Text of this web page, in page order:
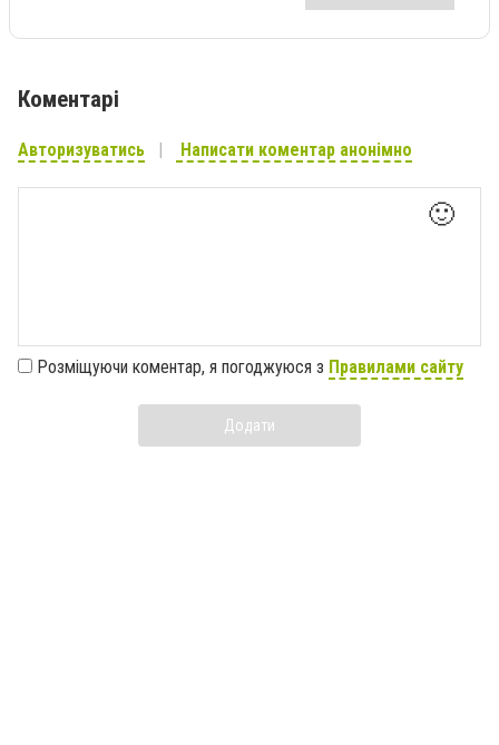
Коментарі
Авторизуватись Написати коментар анонімно
🙂
Розміщуючи коментар, я погоджуюся з Правилами сайту
Додати